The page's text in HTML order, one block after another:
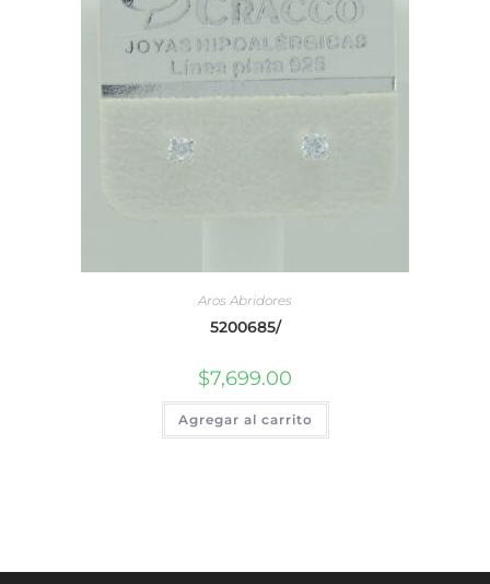
Aros Abridores
5200685/
$7,699.00
Agregar al carrito